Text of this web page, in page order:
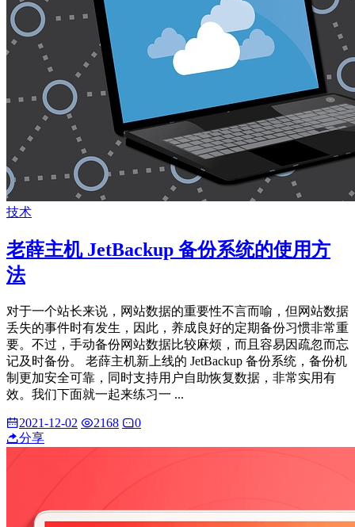
技术
老薛主机 JetBackup 备份系统的使用方
法
对于一个站长来说，网站数据的重要性不言而喻，但网站数据
丢失的事件时有发生，因此，养成良好的定期备份习惯非常重
要。不过，手动备份网站数据比较麻烦，而且容易因疏忽而忘
记及时备份。 老薛主机新上线的 JetBackup 备份系统，备份机
制更加安全可靠，同时支持用户自助恢复数据，非常实用有
效。我们下面就一起来练习一 ...
2021-12-02 2168
0
分享